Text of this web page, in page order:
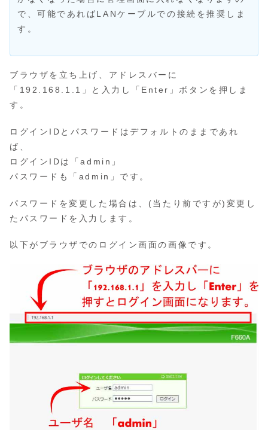
で、可能であればLANケーブルでの接続を推奨しま
す。
ブラウザを立ち上げ、アドレスバーに
「192.168.1.1」と入力し「Enter」ボタンを押しま
す。
ログインIDとパスワードはデフォルトのままであれ
ば、
ログインIDは「admin」
パスワードも「admin」です。
パスワードを変更した場合は、(当たり前ですが)変更し
たパスワードを入力します。
以下がブラウザでのログイン画面の画像です。